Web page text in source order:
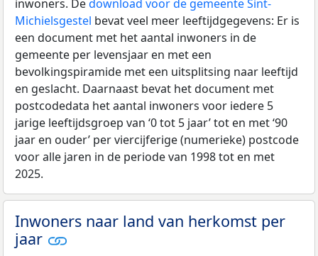
inwoners. Dedownload voor de gemeente Sint-
Michielsgestel bevat veel meer leeftijdgegevens: Er is
een document met het aantal inwoners in de
gemeente per levensjaar en met een
bevolkingspiramide met een uitsplitsing naar leeftijd
en geslacht. Daarnaast bevat het document met
postcodedata het aantal inwoners voor iedere 5
jarige leeftijdsgroep van ‘0 tot 5 jaar’ tot en met ‘90
jaar en ouder’ per viercijferige (numerieke) postcode
voor alle jaren in de periode van 1998 tot en met
2025.
Inwoners naar land van herkomst per
jaar